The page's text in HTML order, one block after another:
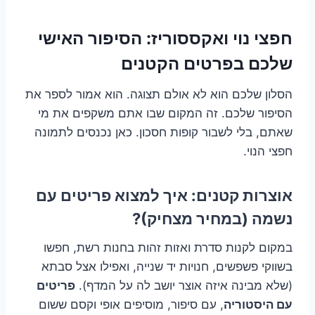
חפצי נוי ואקססוריז: הסיפור האישי
שלכם בפרטים הקטנים
הסלון שלכם הוא לא אולם תצוגה. הוא אמור לספר את
הסיפור שלכם. זה המקום שבו אתם משקפים את מי
שאתם, בלי לשבור קופות חסכון. כאן נכנסים לתמונה
חפצי הנוי.
אוצרות קטנים: איך למצוא פריטים עם
נשמה (במחיר מצחיק)?
במקום לקנות סדרת ואזות זהות בחנות רשת, חפשו
בשווקי פשפשים, חנויות יד שנייה, ואפילו אצל סבתא
(שלא מבינה איזה אוצר יושב לה על המדף). פריטים
עם היסטוריה, עם סיפור, מוסיפים אופי וקסם ששום